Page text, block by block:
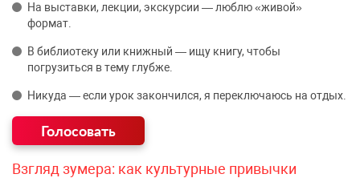
На выставки, лекции, экскурсии — люблю «живой»
формат.
В библиотеку или книжный — ищу книгу, чтобы
погрузиться в тему глубже.
Никуда — если урок закончился, я переключаюсь на отдых.
Взгляд зумера: как культурные привычки